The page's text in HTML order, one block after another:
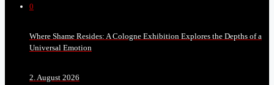
0
Where Shame Resides: A Cologne Exhibition Explores the Depths of a
Universal Emotion
2. August 2026